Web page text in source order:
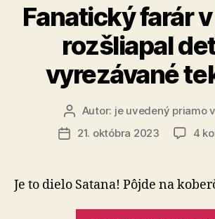
Fanatický farár
rozšliapal
vyrezávané
Autor
článku
Autor: je uvedený priamo
Dátum
21. októbra 2023 4
Je to dielo Satana! Pôjde na